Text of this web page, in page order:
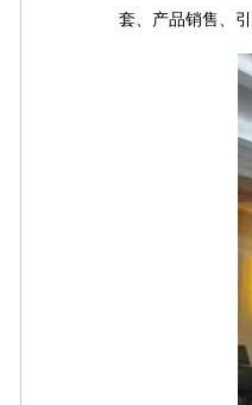
套、产品销售、